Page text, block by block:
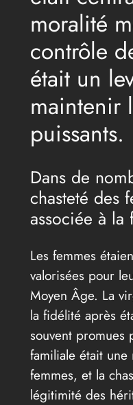
moralité
contrôle
était un
maintenir
puissants.
Dans de
chasteté des
associée à
Les femmes
valorisées pour
Moyen Âge. La
la fidélité après
souvent promues
familiale était
femmes, et la
légitimité des